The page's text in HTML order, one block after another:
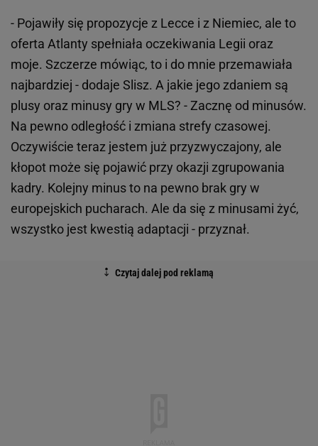
- Pojawiły się propozycje z Lecce i z Niemiec, ale to
oferta Atlanty spełniała oczekiwania Legii oraz
moje. Szczerze mówiąc, to i do mnie przemawiała
najbardziej - dodaje Slisz. A jakie jego zdaniem są
plusy oraz minusy gry w MLS? - Zacznę od minusów.
Na pewno odległość i zmiana strefy czasowej.
Oczywiście teraz jestem już przyzwyczajony, ale
kłopot może się pojawić przy okazji zgrupowania
kadry. Kolejny minus to na pewno brak gry w
europejskich pucharach. Ale da się z minusami żyć,
wszystko jest kwestią adaptacji - przyznał.